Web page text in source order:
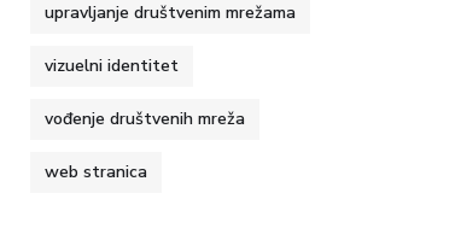
upravljanje društvenim mrežama
vizuelni identitet
vođenje društvenih mreža
web stranica